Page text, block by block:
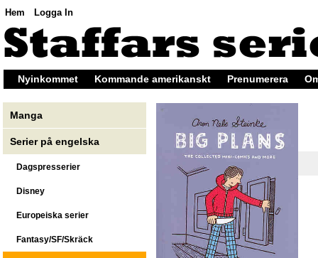
Hem Logga In
Nyinkommet Kommande amerikanskt Prenumerera
Manga
Serier på engelska
Dagspresserier
Disney
Europeiska serier
Fantasy/SF/Skräck